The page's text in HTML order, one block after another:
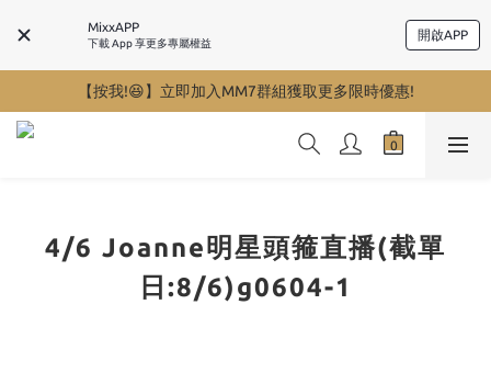
MixxAPP
下載 App 享更多專屬權益
開啟APP
【按我!😆】立即加入MM7群組獲取更多限時優惠!
4/6 Joanne明星頭箍直播(截單
日:8/6)g0604-1